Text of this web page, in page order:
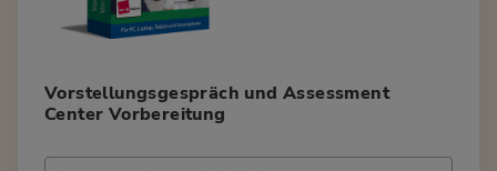
Vorstellungsgespräch und Assessment
Center Vorbereitung